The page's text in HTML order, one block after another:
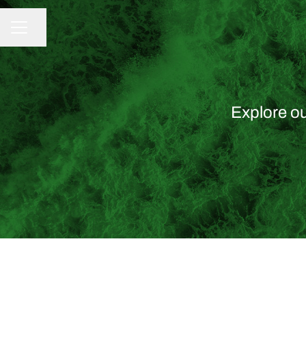
CAREER MENU
Share page
Explore